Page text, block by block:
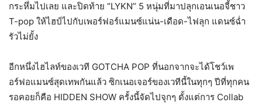
กระหึ่มไปเลย และปิดท้าย “LYKN” 5 หนุ่มที่มาปลุกเอนเนอจี้ชาว
T-pop ให้ไฮป์ไปกับเพอร์ฟอร์แมนซ์แน่น-เดือด-ไฟลุก แดนซ์ฉ่ำ
รัวไม่ยั้ง
อีกหนึ่งไฮไลท์ของเวที GOTCHA POP ที่นอกจากจะได้โชว์เพ
อร์ฟอแมนซ์สุดเทพกันแล้ว ซิกเนอเจอร์ของเวทีนี้ในทุกๆ ปีที่ทุกคน
รอคอยก็คือ HIDDEN SHOW ครั้งนี้จัดไปจุกๆ ตั้งแต่การ Collab